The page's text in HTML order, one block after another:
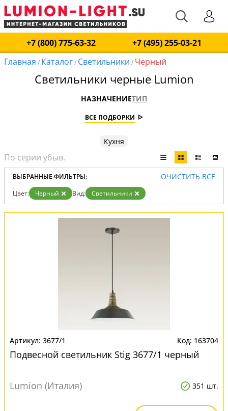
+7 (800) 775-63-32
+7 (495) 255-03-21
Главная / Каталог/ Светильники / Черный
Светильники черные Lumion
НАЗНАЧЕНИЕТИП
ВСЕ ПОДБОРКИ
Кухня
ВЫБРАННЫЕ ФИЛЬТРЫ: ОЧИСТИТЬ ВСЕ
Цвет: Черный Вид: Светильники
3677/1 163704
Подвесной светильник Stig 3677/1 черный
Lumion (Италия) 351 шт.